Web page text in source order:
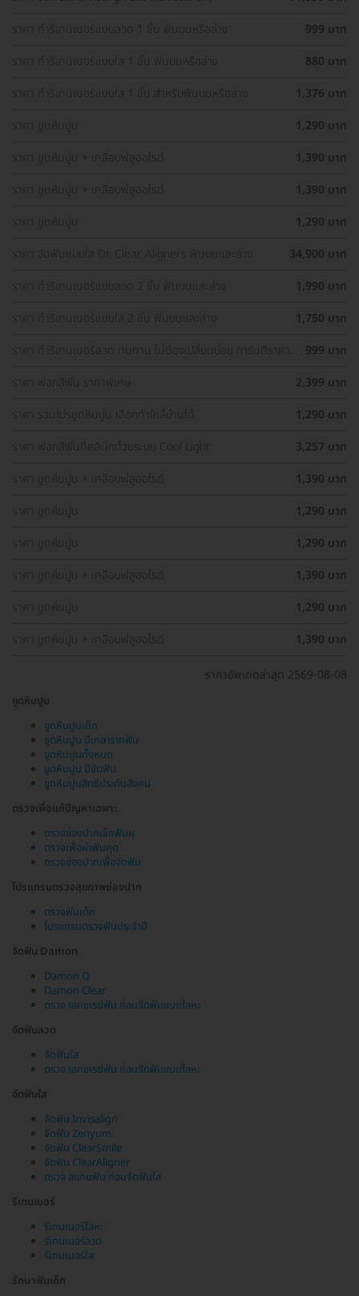
ราคา ทำรีเทนเนอร์แบบลวด 1 ชิ้น ฟันบนหรือล่าง
999 บาท
ราคา ทำรีเทนเนอร์แบบใส 1 ชิ้น ฟันบนหรือล่าง
880 บาท
ราคา ทำรีเทนเนอร์แบบใส 1 ชิ้น สำหรับฟันบนหรือล่าง
1,376 บาท
ราคา ขูดหินปูน
1,290 บาท
ราคา ขูดหินปูน + เคลือบฟลูออไรด์
1,390 บาท
ราคา ขูดหินปูน + เคลือบฟลูออไรด์
1,390 บาท
ราคา ขูดหินปูน
1,290 บาท
ราคา จัดฟันแบบใส Dr. Clear Aligners ฟันบนและล่าง
34,900 บาท
ราคา ทำรีเทนเนอร์แบบลวด 2 ชิ้น ฟันบนและล่าง
1,990 บาท
ราคา ทำรีเทนเนอร์แบบใส 2 ชิ้น ฟันบนและล่าง
1,750 บาท
ราคา ทำรีเทนเนอร์ลวด ทนทาน ไม่ต้องเปลี่ยนบ่อย การันตีราคา
999 บาท
ราคา ฟอกสีฟัน ราคาพิเศษ
2,399 บาท
ราคา รวมโปรขูดหินปูน เลือกทำใกล้บ้านได้
1,290 บาท
ราคา ฟอกสีฟันที่คลินิกด้วยระบบ Cool Light
3,257 บาท
ราคา ขูดหินปูน + เคลือบฟลูออไรด์
1,390 บาท
ราคา ขูดหินปูน
1,290 บาท
ราคา ขูดหินปูน
1,290 บาท
ราคา ขูดหินปูน + เคลือบฟลูออไรด์
1,390 บาท
ราคา ขูดหินปูน
1,290 บาท
ราคา ขูดหินปูน + เคลือบฟลูออไรด์
1,390 บาท
ราคาอัพเดตล่าสุด 2569-08-08
ขูดหินปูน
ขูดหินปูนเด็ก
ขูดหินปูน มีเกลารากฟัน
ขูดหินปูนทั้งหมด
ขูดหินปูน มีขัดฟัน
ขูดหินปูนสิทธิประกันสังคม
ตรวจเพื่อแก้ปัญหาเฉพาะ
ตรวจช่องปากเช็กฟันผุ
ตรวจเพื่อผ่าฟันคุด
ตรวจช่องปากเพื่อจัดฟัน
โปรแกรมตรวจสุขภาพช่องปาก
ตรวจฟันเด็ก
โปรแกรมตรวจฟันประจำปี
จัดฟัน Damon
Damon Q
Damon Clear
ตรวจ เอกซเรย์ฟัน ก่อนจัดฟันแบบโลหะ
จัดฟันลวด
จัดฟันใส
ตรวจ เอกซเรย์ฟัน ก่อนจัดฟันแบบโลหะ
จัดฟันใส
จัดฟัน Invisalign
จัดฟัน Zenyum
จัดฟัน ClearSmile
จัดฟัน ClearAligner
ตรวจ สแกนฟัน ก่อนจัดฟันใส
รีเทนเนอร์
รีเทนเนอร์โลหะ
รีเทนเนอร์ลวด
รีเทนเนอร์ใส
รักษาฟันเด็ก